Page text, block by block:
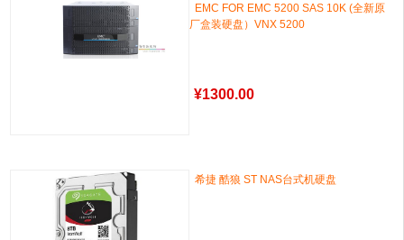
EMC FOR EMC 5200 SAS 10K (全新原
厂盒装硬盘）VNX 5200
¥1300.00
希捷 酷狼 ST NAS台式机硬盘